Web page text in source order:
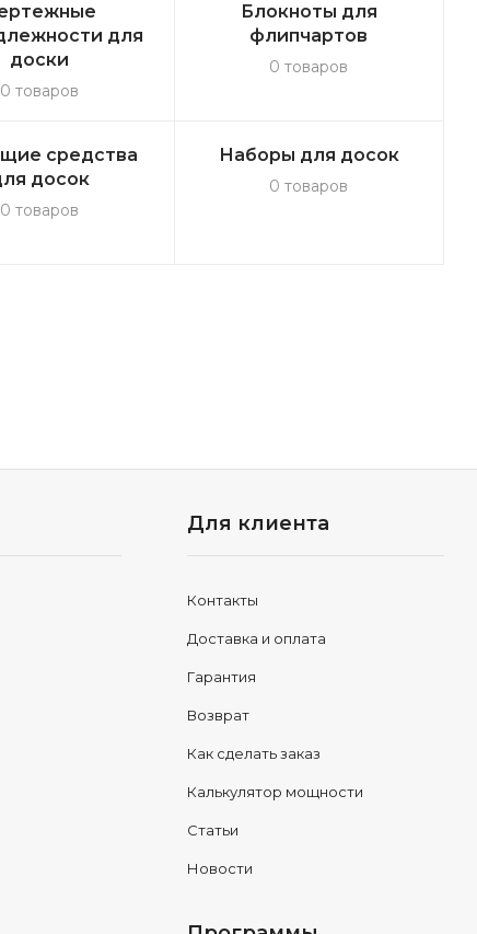
для
доски
0 товаров
Блокноты для
флипчартов
0 товаров
средства
досок
0 товаров
Наборы для досок
0 товаров
Для клиента
Контакты
Доставка и оплата
Гарантия
Возврат
Как сделать заказ
Калькулятор мощности
Статьи
Новости